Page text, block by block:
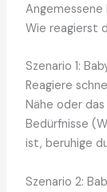
Wie reagierst
Szenario 1:
Reagiere
Nähe oder
Bedürfnisse
ist, beruhige
Szenario 2: